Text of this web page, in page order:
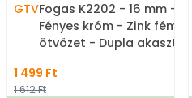
GTVFogas K2202 - 16 mm -
Fényes króm - Zink fém
ötvözet - Dupla akasztós
1 499 Ft
1 612 Ft